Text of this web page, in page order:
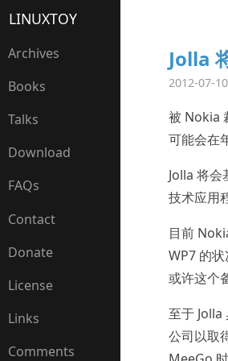
LINUXTOY
Archives
Books
Talks
Download
FAQs
Contact
Donate
License
Links
Comments
Jolla
2012-07-
被 Nokia
可能会在
Jolla 将
技术应用
目前
WP7 的状
或许这个
至于
公司以取